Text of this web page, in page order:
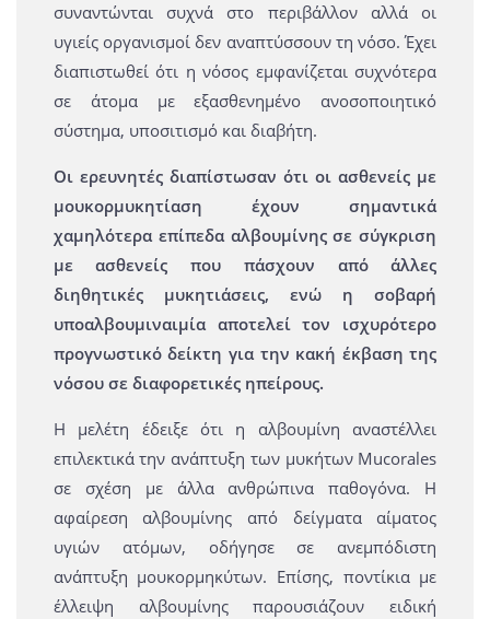
συναντώνται συχνά στο περιβάλλον αλλά οι
υγιείς οργανισμοί δεν αναπτύσσουν τη νόσο. Έχει
διαπιστωθεί ότι η νόσος εμφανίζεται συχνότερα
σε άτομα με εξασθενημένο ανοσοποιητικό
σύστημα, υποσιτισμό και διαβήτη.
Οι ερευνητές διαπίστωσαν ότι οι ασθενείς με
μουκορμυκητίαση έχουν σημαντικά
χαμηλότερα επίπεδα αλβουμίνης σε σύγκριση
με ασθενείς που πάσχουν από άλλες
διηθητικές μυκητιάσεις, ενώ η σοβαρή
υποαλβουμιναιμία αποτελεί τον ισχυρότερο
προγνωστικό δείκτη για την κακή έκβαση της
νόσου σε διαφορετικές ηπείρους.
Η μελέτη έδειξε ότι η αλβουμίνη αναστέλλει
επιλεκτικά την ανάπτυξη των μυκήτων Mucorales
σε σχέση με άλλα ανθρώπινα παθογόνα. Η
αφαίρεση αλβουμίνης από δείγματα αίματος
υγιών ατόμων, οδήγησε σε ανεμπόδιστη
ανάπτυξη μουκορμηκύτων. Επίσης, ποντίκια με
έλλειψη αλβουμίνης παρουσιάζουν ειδική